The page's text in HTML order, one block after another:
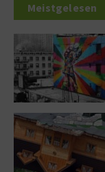
Meistgelesen